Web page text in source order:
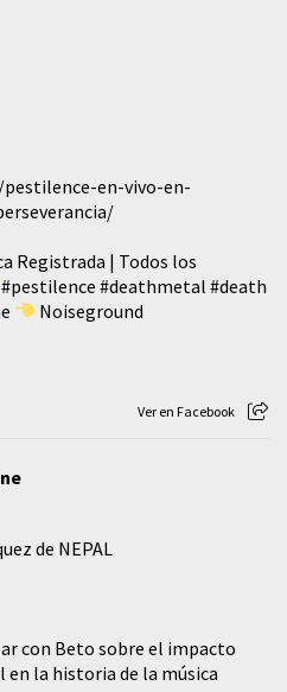
en-vivo-en-
Registrada | Todos los
#pestilence #deathmetal #death
Noiseground
Ver en Facebook
de NEPAL
con Beto sobre el impacto
en la historia de la música